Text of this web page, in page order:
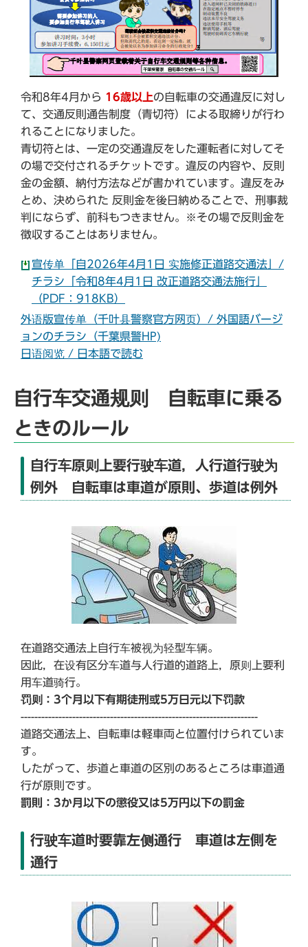
令和8年4月から 16歳以上の自転車の交通違反に対し
て、交通反則通告制度（青切符）による取締りが行わ
れることになりました。
青切符とは、一定の交通違反をした運転者に対してそ
の場で交付されるチケットです。違反の内容や、反則
金の金額、納付方法などが書かれています。違反をみ
とめ、決められた 反則金を後日納めることで、刑事裁
判にならず、前科もつきません。※その場で反則金を
徴収することはありません。
宣传单「自2026年4月1日 实施修正道路交通法」/
チラシ「令和8年4月1日 改正道路交通法施行」
（PDF：918KB）
外语版宣传单（千叶县警察官方网页）/ 外国語バージ
ョンのチラシ（千葉県警HP)
日语阅览 / 日本語で読む
自行车交通规则 自転車に乗る
ときのルール
自行车原则上要行驶车道，人行道行驶为
例外 自転車は車道が原則、歩道は例外
在道路交通法上自行车被视为轻型车辆。
因此，在设有区分车道与人行道的道路上，原则上要利
用车道骑行。
罚则：3个月以下有期徒刑或5万日元以下罚款
---------------------------------------------------------------------
道路交通法上、自転車は軽車両と位置付けられていま
す。
したがって、歩道と車道の区別のあるところは車道通
行が原則です。
罰則：3か月以下の懲役又は5万円以下の罰金
行驶车道时要靠左侧通行 車道は左側を
通行